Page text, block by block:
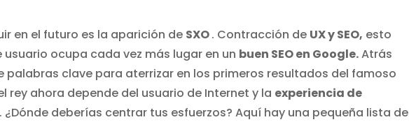
en el futuro es la aparición de SXO. Contracción de UX y SEO, esto
ocupa cada vez más lugar en un buen SEO en Google.Atrás
palabras clave para aterrizar en los primeros resultados del famoso
rey ahora depende del usuario de Internet y la experiencia de
¿Dónde deberías centrar tus esfuerzos? Aquí hay una pequeña lista de